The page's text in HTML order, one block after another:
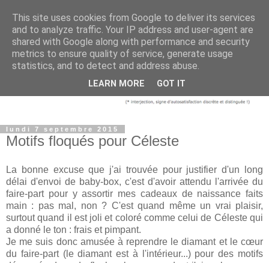
lundi 7 septembre 2015
Motifs floqués pour Céleste
La bonne excuse que j'ai trouvée pour justifier d'un long
délai d'envoi de baby-box, c'est d'avoir attendu l'arrivée du
faire-part pour y assortir mes cadeaux de naissance faits
main : pas mal, non ? C'est quand même un vrai plaisir,
surtout quand il est joli et coloré comme celui de Céleste qui
a donné le ton : frais et pimpant.
Je me suis donc amusée à reprendre le diamant et le cœur
du faire-part (le diamant est à l'intérieur...) pour des motifs
This site uses cookies from Google to deliver its services
and to analyze traffic. Your IP address and user-agent are
shared with Google along with performance and security
metrics to ensure quality of service, generate usage
statistics, and to detect and address abuse.
LEARN MORE GOT IT